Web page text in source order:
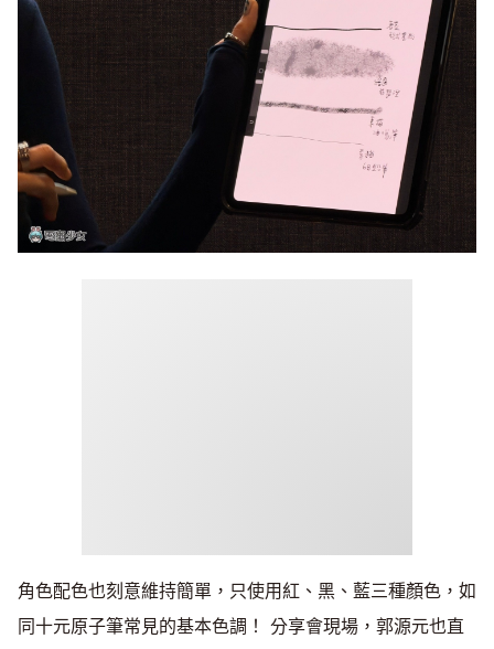
角色配色也刻意維持簡單，只使用紅、黑、藍三種顏色，如
同十元原子筆常見的基本色調！ 分享會現場，郭源元也直